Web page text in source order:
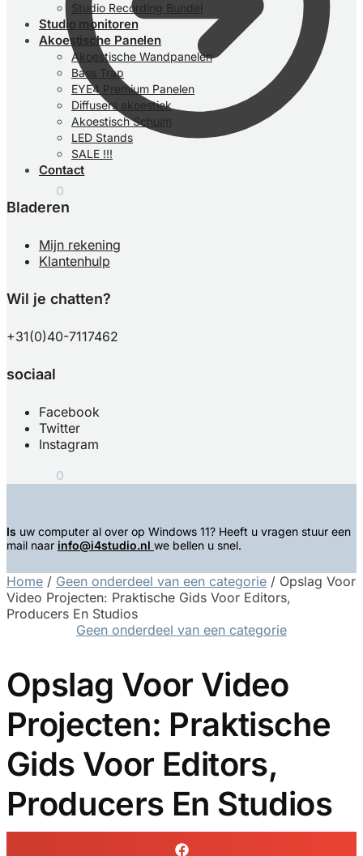
0
Studio Recording Bundel
Studio monitoren
Akoestische Panelen
Akoestische Wandpanelen
Bass Trap
EYE4 Premium Panelen
Diffusers akoestiek
Akoestisch Schuim
LED Stands
SALE !!!
Contact
Bladeren
Mijn rekening
Klantenhulp
Wil je chatten?
+31(0)40-7117462
sociaal
Facebook
Twitter
Instagram
0
Is uw computer al over op Windows 11? Heeft u vragen stuur een
mail naar info@i4studio.nl we bellen u snel.
Home / Geen onderdeel van een categorie / Opslag Voor
Video Projecten: Praktische Gids Voor Editors,
Producers En Studios
Geen onderdeel van een categorie
Opslag Voor Video
Projecten: Praktische
Gids Voor Editors,
Producers En Studios